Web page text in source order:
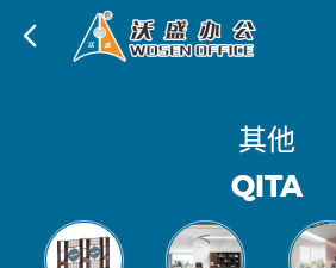
其他
QI TA